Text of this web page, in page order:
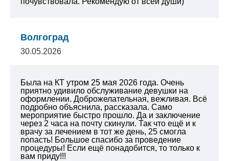
Волгоград
30.05.2026
Была на КТ утром 25 мая 2026 года. Очень
приятно удивило обслуживание девушки на
оформлении. Доброжелательная, вежливая. Всё
подробно объяснила, рассказала. Само
мероприятие быстро прошло. Да и заключение
через 2 часа на почту скинули. Так что ещё и к
врачу за лечением в тот же день, 25 смогла
попасть! Большое спасибо за проведение
процедуры! Если ещё понадобится, то только к
вам приду!!!